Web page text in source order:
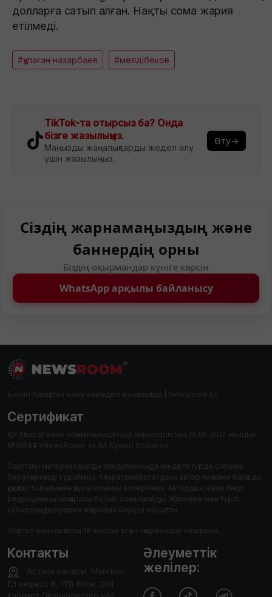
долларға сатып алған. Нақты сома жария
етілмеді.
#құлаған назарбаев #мелдібеков
TikTok-та отырсыз ба? Онда
бізге жазылыңыз.
Маңызды жаңалықтарды жедел алу
үшін жазылыңыз.
Өту→
Сіздің жарнамаңыздың және
баннердің орны
Біздің оқырмандар күніге көрсін
WhatsApp арқылы байланысу
Бүгінгі Қазақстан және әлемдегі жаңалықтар | Newsroom.kz
Сертификат
ҚР Ақпарат және коммуникациялар министрлігінің 25.05.2017 жылдан
№16544 «NewsRoom +» АА Куәлігі берілген.
Сайттағы материалдарды пайдаланғанда міндетті түрде сілтеме
берулеріңізді сұраймыз. Ақпараттық порталдағы авторлық және басқа да
құқықтар толығымен қорғалатынын ескертеміз. Автордың жеке пікірі
редакцияның көзқарасы болып саналмайды. Жарнама мен түрлі
хабарландыруларға жарнама беруші жауапты.
Портал жаңалықтары 18 жастан асқан оқырмандар назарына.
Контакты
Астана каласы, Менгілік
Ел кешесі, 8, 17В блок, 204-
кабинет (Журналистер уйі)
Әлеуметтік
желілер: